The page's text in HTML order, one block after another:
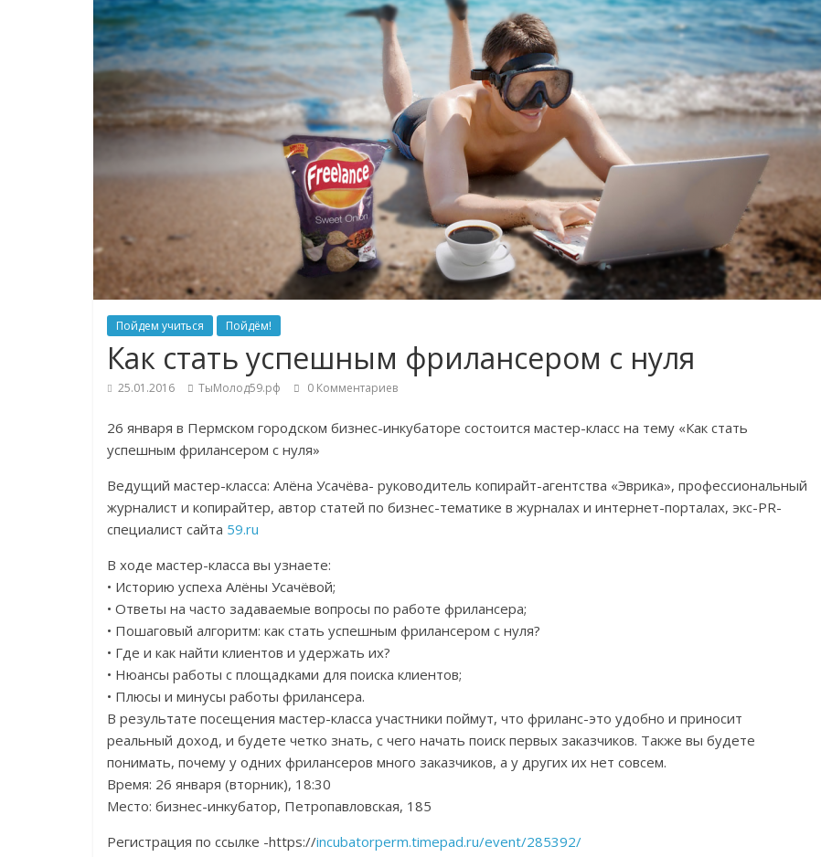
Пойдем учиться Пойдём!
Как стать успешным фрилансером с нуля
25.01.2016 ТыМолод59.рф 0 Комментариев
26 января в Пермском городском бизнес-инкубаторе состоится мастер-класс на тему «Как стать
успешным фрилансером с нуля»
Ведущий мастер-класса: Алёна Усачёва- руководитель копирайт-агентства «Эврика», профессиональный
журналист и копирайтер, автор статей по бизнес-тематике в журналах и интернет-порталах, экс-PR-
специалист сайта 59.ru
В ходе мастер-класса вы узнаете:
• Историю успеха Алёны Усачёвой;
• Ответы на часто задаваемые вопросы по работе фрилансера;
• Пошаговый алгоритм: как стать успешным фрилансером с нуля?
• Где и как найти клиентов и удержать их?
• Нюансы работы с площадками для поиска клиентов;
• Плюсы и минусы работы фрилансера.
В результате посещения мастер-класса участники поймут, что фриланс-это удобно и приносит
реальный доход, и будете четко знать, с чего начать поиск первых заказчиков. Также вы будете
понимать, почему у одних фрилансеров много заказчиков, а у других их нет совсем.
Время: 26 января (вторник), 18:30
Место: бизнес-инкубатор, Петропавловская, 185
Регистрация по ссылке -https://incubatorperm.timepad.ru/event/285392/